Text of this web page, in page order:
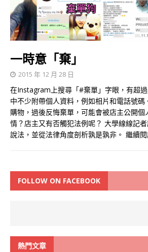
一時意「棄」
2015 年 12 月 28 日
在Instagram上搜尋「#棄單」字眼，有超
中不少附帶個人資料，例如相片和電話號碼
購物，過後反悔棄單，可能會被店主公開個
情？店主又有否觸犯法例呢？ 大學線線記
說法，並從法律角度剖析孰是孰非。 繼續
FOLLOW ON FACEBOOK
熱門文章